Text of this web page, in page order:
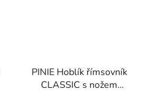
PINIE Hoblík římsovník
CLASSIC s nožem